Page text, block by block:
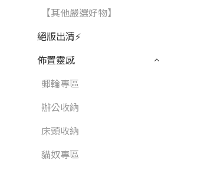
【其他嚴選好物】
絕版出清⚡️
佈置靈感
郵輪專區
辦公收納
床頭收納
貓奴專區